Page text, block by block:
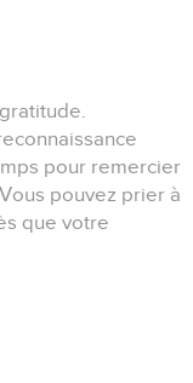
pour remercier
Vous pouvez prier à
que votre